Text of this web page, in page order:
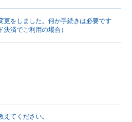
更をしました。何か手続きは必要です
済でご利用の場合）
てください。